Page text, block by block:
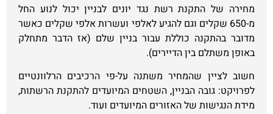
מחירה של התקנת רשת נגד יונים לבניין יכול לנוע החל
מ-650 שקלים וגם להגיע לאלפי ועשרות אלפי שקלים כאשר
מדובר בהתקנה כוללת עבור בניין שלם (אז הדבר מתחלק
באופן משתלם בין הדיירים).
חשוב לציין שהמחיר משתנה על-פי הרכיבים הרלוונטיים
לפרויקט: גובה הבניין, השטחים המיועדים להתקנת הרשתות,
מידת הנגישות של האזורים המיועדים ועוד.